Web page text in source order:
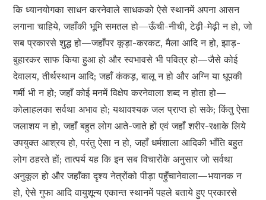
कि ध्यानयोगका साधन करनेवाले साधकको ऐसे स्थानमें अपना आसन
लगाना चाहिये, जहाँकी भूमि समतल हो—ऊँची-नीची, टेढ़ी-मेढ़ी न हो, जो
सब प्रकारसे शुद्ध हो—जहाँपर कूड़ा-करकट, मैला आदि न हो, झाड़-
बुहारकर साफ किया हुआ हो और स्वभावसे भी पवित्र हो—जैसे कोई
देवालय, तीर्थस्थान आदि; जहाँ कंकड़, बालू न हो और अग्नि या धूपकी
गर्मी भी न हो; जहाँ कोई मनमें विक्षेप करनेवाला शब्द न होता हो—
कोलाहलका सर्वथा अभाव हो; यथावश्यक जल प्राप्त हो सके; किंतु ऐसा
जलाशय न हो, जहाँ बहुत लोग आते-जाते हों एवं जहाँ शरीर-रक्षाके लिये
उपयुक्त आश्रय हो, परंतु ऐसा न हो, जहाँ धर्मशाला आदिकी भाँति बहुत
लोग ठहरते हों; तात्पर्य यह कि इन सब विचारोंके अनुसार जो सर्वथा
अनुकूल हो और जहाँका दृश्य नेत्रोंको पीड़ा पहुँचानेवाला—भयानक न
हो, ऐसे गुफा आदि वायुशून्य एकान्त स्थानमें पहले बताये हुए प्रकारसे